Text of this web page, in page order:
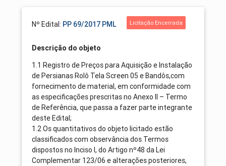
Nº Edital: PP 69/2017 PML Licitação Encerrada
Descrição do objeto
1.1 Registro de Preços para Aquisição e Instalação
de Persianas Rolô Tela Screen 05 e Bandôs,com
fornecimento de material, em conformidade com
as especificações prescritas no Anexo II – Termo
de Referência, que passa a fazer parte integrante
deste Edital;
1.2 Os quantitativos do objeto licitado estão
classificados com observância dos Termos
dispostos no Inciso I, do Artigo nº48 da Lei
Complementar 123/06 e alterações posteriores,